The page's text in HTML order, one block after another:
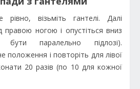
рівно, візьміть гантелі. Далі
правою ногою і опустіться вниз
паралельно підлозі).
положення і повторіть для лівої
20 разів (по 10 для кожної